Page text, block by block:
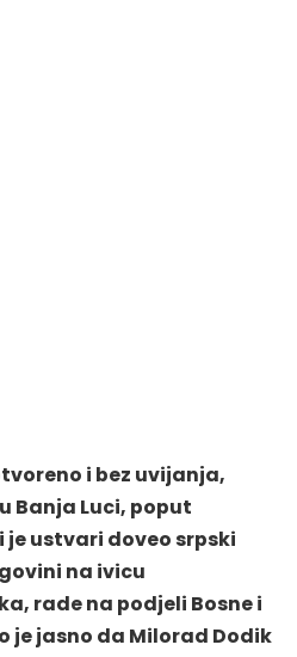
i bez uvijanja,
Banja Luci, poput
ustvari doveo srpski
na ivicu
rade na podjeli Bosne i
je jasno da Milorad Dodik